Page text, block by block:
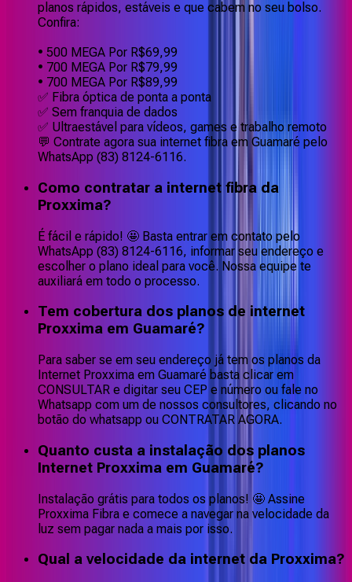
planos rápidos, estáveis e que cabem no seu bolso.
Confira:
• 500 MEGA Por R$69,99
• 700 MEGA Por R$79,99
• 700 MEGA Por R$89,99
✅ Fibra óptica de ponta a ponta
✅ Sem franquia de dados
✅ Ultraestável para vídeos, games e trabalho remoto
💬 Contrate agora sua internet fibra em Guamaré pelo
WhatsApp (83) 8124-6116.
Como contratar a internet fibra da
Proxxima?
É fácil e rápido! 🤩 Basta entrar em contato pelo
WhatsApp (83) 8124-6116, informar seu endereço e
escolher o plano ideal para você. Nossa equipe te
auxiliará em todo o processo.
Tem cobertura dos planos de internet
Proxxima em Guamaré?
Para saber se em seu endereço já tem os planos da
Internet Proxxima em Guamaré basta clicar em
CONSULTAR e digitar seu CEP e número ou fale no
Whatsapp com um de nossos consultores, clicando no
botão do whatsapp ou CONTRATAR AGORA.
Quanto custa a instalação dos planos
Internet Proxxima em Guamaré?
Instalação grátis para todos os planos! 🤩 Assine
Proxxima Fibra e comece a navegar na velocidade da
luz sem pagar nada a mais por isso.
Qual a velocidade da internet da Proxxima?